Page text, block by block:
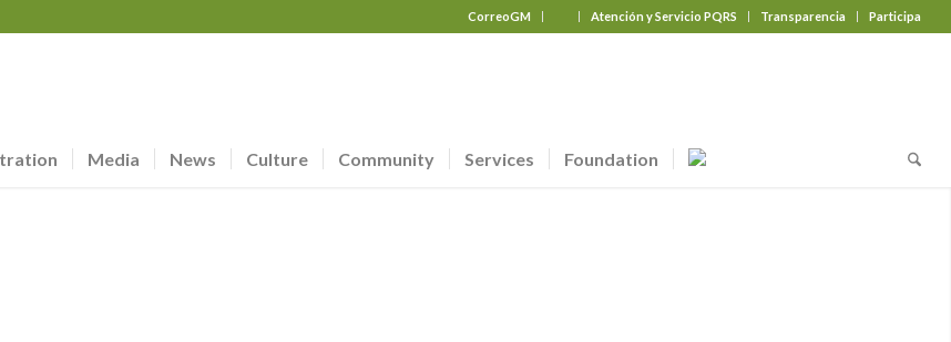
CorreoGM Atención y Servicio PQRS Transparencia Participa
Media News Culture Community Services Foundation